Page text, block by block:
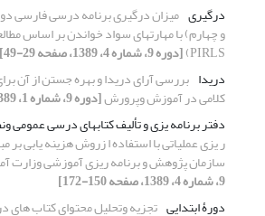
درگیری میزان درگیری برنامه درسی فارسی
و چهارم) با مهارتهای سواد خواندن بر اساس
PIRLS) [دوره 9، شماره 4، 1389، صفحه 29-49]
دریدا بررسی آرای دریدا و بهره جستن از آن
کلامی در آموزش وپرورش[دوره 9، شماره 1، 1389، صفحه 47-72]
دفتر برنامه یزی و تألیف کتابهای درسی عمومی
سازمان پژوهش و برنامه ریزی آموزشی
9، شماره 4، 1389، صفحه 150-172]
دورۀ ابتدایی تجزیه وتحلیل محتوای کتاب های